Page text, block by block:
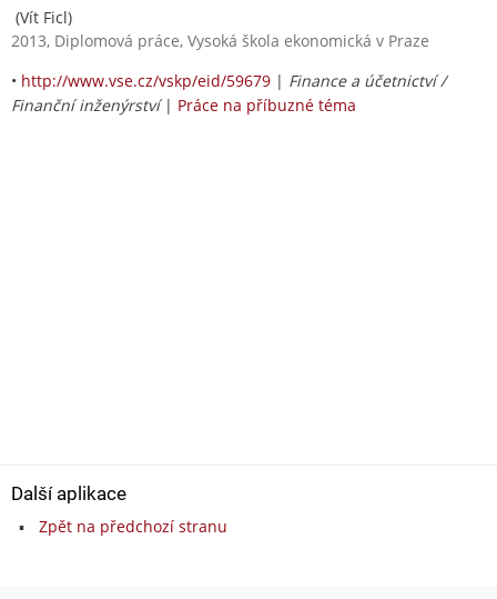
(Vít Ficl)
2013, Diplomová práce, Vysoká škola ekonomická v Praze
• http://www.vse.cz/vskp/eid/59679 | Finance a účetnictví /
Finanční inženýrství| Práce na příbuzné téma
Další aplikace
Zpět na předchozí stranu